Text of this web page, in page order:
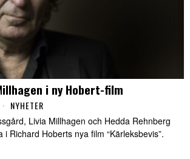
i ny Hobert-film
NYHETER
Livia Millhagen och Hedda Rehnberg
Richard Hoberts nya film “Kärleksbevis”.